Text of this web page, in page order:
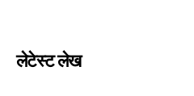
लेटेस्ट लेख